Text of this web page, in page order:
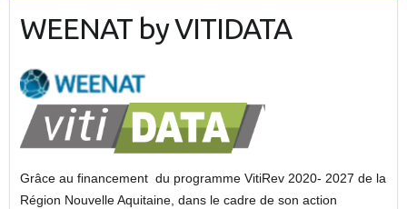
WEENAT by VITIDATA
Grâce au financement du programme VitiRev 2020- 2027 de la
Région Nouvelle Aquitaine, dans le cadre de son action